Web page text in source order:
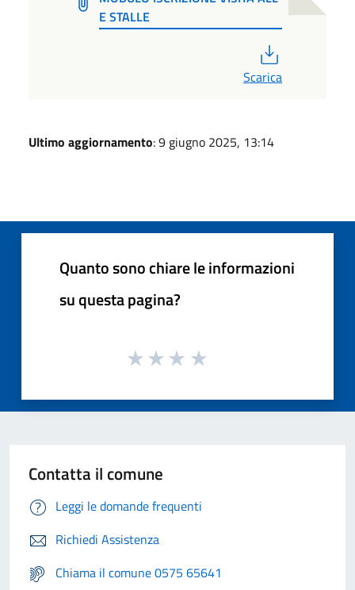
E STALLE
Scarica
Ultimo aggiornamento: 9 giugno 2025, 13:14
Quanto sono chiare le informazioni
su questa pagina?
Contatta il comune
Leggi le domande frequenti
Richiedi Assistenza
Chiama il comune 0575 65641